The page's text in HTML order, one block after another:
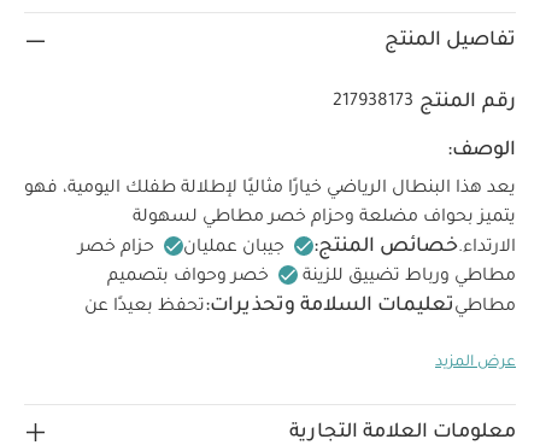
تفاصيل المنتج
رقم المنتج 217938173
الوصف:
يعد هذا البنطال الرياضي خيارًا مثاليًا لإطلالة طفلك اليومية، فهو
يتميز بحواف مضلعة وحزام خصر مطاطي لسهولة
الارتداء.خصائص المنتج: جيبان عمليان
حزام خصر
مطاطي ورباط تضييق للزينة
خصر وحواف بتصميم
مطاطيتعليمات السلامة وتحذيرات:تحفظ بعيدًا عن
قطن، 5‏‏%‏‏ إيلاستين
تجفيف على درجة حرارة منخفضة
كيّ على درجة حرارة منخفضة
عرض المزيد
معلومات العلامة التجارية